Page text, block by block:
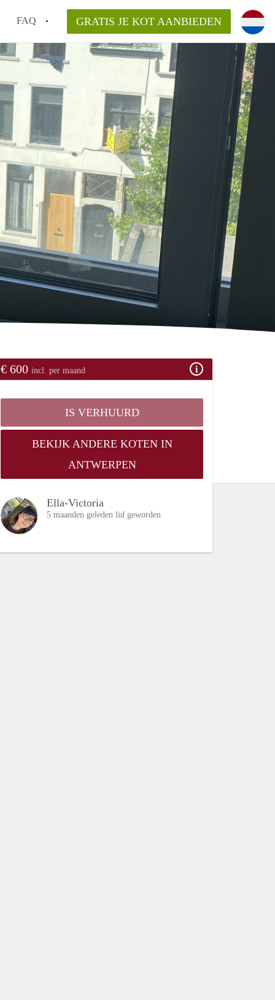
FAQ
en internet inbegrepen in de huurprijs van een
en waarom is het belangrijk?
kot, studio en appartement?
in Antwerpen gemiddeld?
zoeken naar een kot in Antwerpen?
GRATIS JE KOT AANBIEDEN
€ 600 incl. per maand
IS VERHUURD
BEKIJK ANDERE KOTEN IN
ANTWERPEN
Ella-Victoria
5 maanden geleden lid geworden